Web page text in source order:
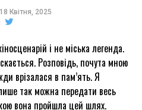
18 Квітня, 2025
і не міська легенда.
Розповідь, почута мною
врізалася в пам’ять. Я
так можна передати весь
вона пройшла цей шлях.